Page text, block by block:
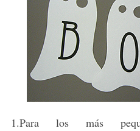
1.Para los más